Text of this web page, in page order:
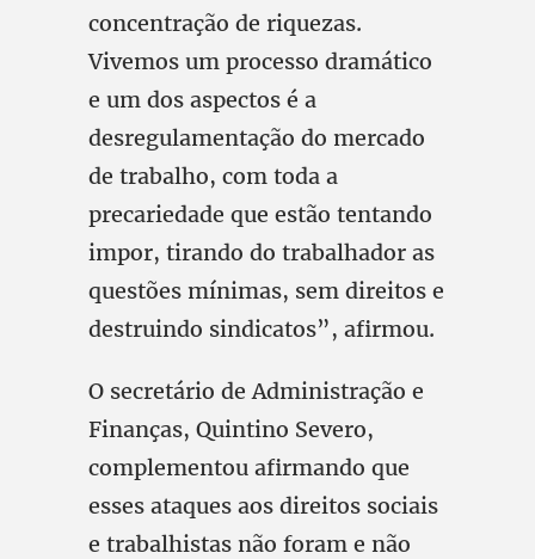
concentração de riquezas.
Vivemos um processo dramático
e um dos aspectos é a
desregulamentação do mercado
de trabalho, com toda a
precariedade que estão tentando
impor, tirando do trabalhador as
questões mínimas, sem direitos e
destruindo sindicatos”, afirmou.
O secretário de Administração e
Finanças, Quintino Severo,
complementou afirmando que
esses ataques aos direitos sociais
e trabalhistas não foram e não